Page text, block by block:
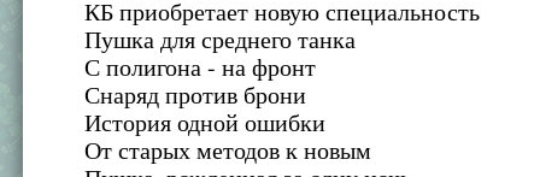
КБ приобретает новую специальность
Пушка для среднего танка
С полигона - на фронт
Снаряд против брони
История одной ошибки
От старых методов к новым